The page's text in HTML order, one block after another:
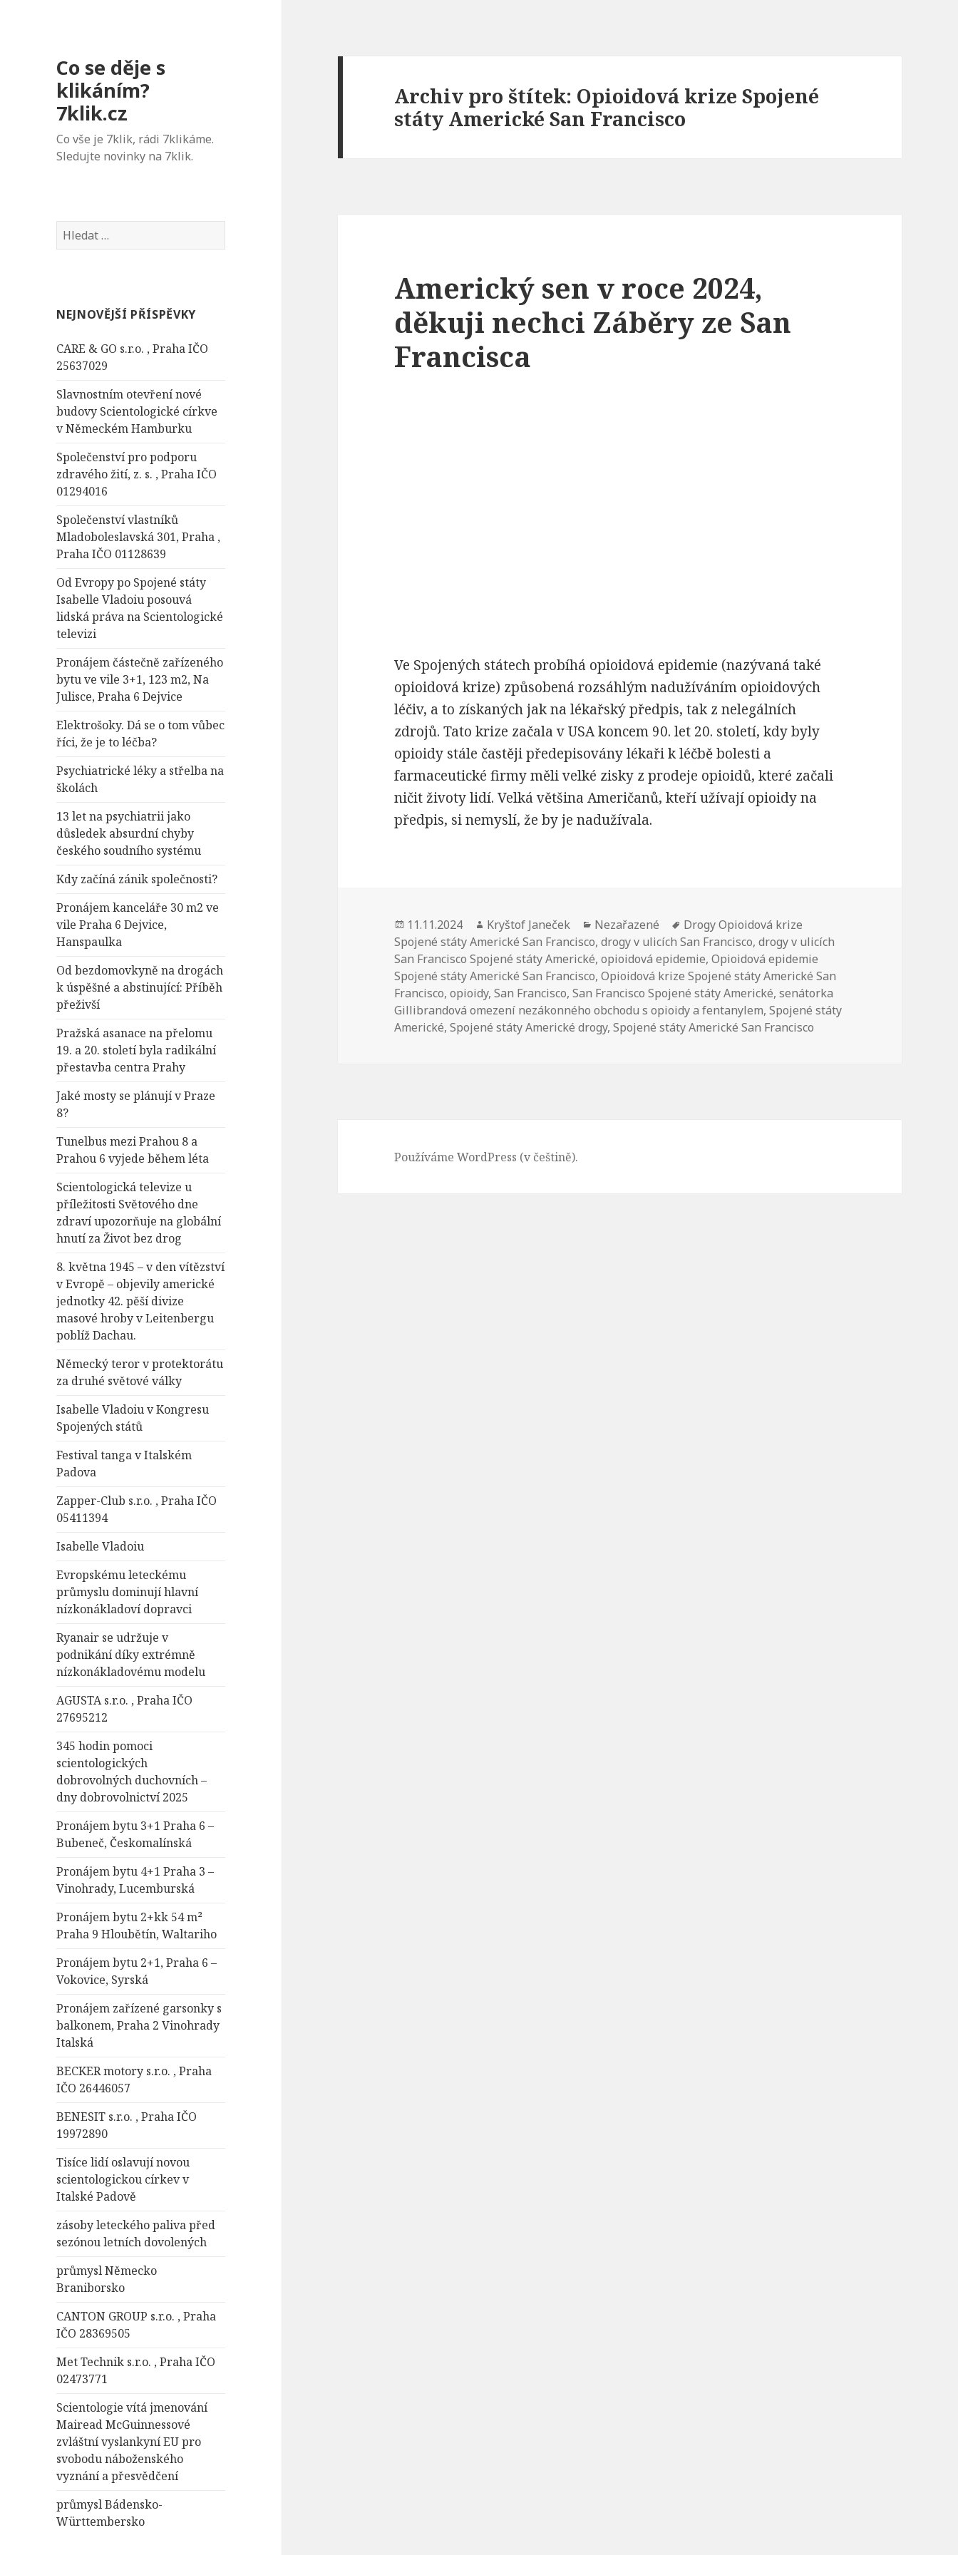
Co se děje s
klikáním?
7klik.cz
Co vše je 7klik, rádi 7klikáme.
Sledujte novinky na 7klik.
V
y
d
v
á
í
NEJNOVĚJŠÍ PŘÍSPĚVKY
CARE & GO s.r.o. , Praha IČO
25637029
Slavnostním otevření nové
budovy Scientologické církve
v Německém Hamburku
Společenství pro podporu
zdravého žití, z. s. , Praha IČO
01294016
Společenství vlastníků
Mladoboleslavská 301, Praha ,
Praha IČO 01128639
Od Evropy po Spojené státy
Isabelle Vladoiu posouvá
lidská práva na Scientologické
televizi
Pronájem částečně zařízeného
bytu ve vile 3+1, 123 m2, Na
Julisce, Praha 6 Dejvice
Elektrošoky. Dá se o tom vůbec
říci, že je to léčba?
Psychiatrické léky a střelba na
školách
13 let na psychiatrii jako
důsledek absurdní chyby
českého soudního systému
Kdy začíná zánik společnosti?
Pronájem kanceláře 30 m2 ve
vile Praha 6 Dejvice,
Hanspaulka
Od bezdomovkyně na drogách
k úspěšné a abstinující: Příběh
přeživší
Pražská asanace na přelomu
19. a 20. století byla radikální
přestavba centra Prahy
Jaké mosty se plánují v Praze
8?
Tunelbus mezi Prahou 8 a
Prahou 6 vyjede během léta
Scientologická televize u
příležitosti Světového dne
zdraví upozorňuje na globální
hnutí za Život bez drog
8. května 1945 – v den vítězství
v Evropě – objevily americké
jednotky 42. pěší divize
masové hroby v Leitenbergu
poblíž Dachau.
Německý teror v protektorátu
za druhé světové války
Isabelle Vladoiu v Kongresu
Spojených států
Festival tanga v Italském
Padova
Zapper-Club s.r.o. , Praha IČO
05411394
Isabelle Vladoiu
Evropskému leteckému
průmyslu dominují hlavní
nízkonákladoví dopravci
Ryanair se udržuje v
podnikání díky extrémně
nízkonákladovému modelu
AGUSTA s.r.o. , Praha IČO
27695212
345 hodin pomoci
scientologických
dobrovolných duchovních –
dny dobrovolnictví 2025
Pronájem bytu 3+1 Praha 6 –
Bubeneč, Českomalínská
Pronájem bytu 4+1 Praha 3 –
Vinohrady, Lucemburská
Pronájem bytu 2+kk 54 m²
Praha 9 Hloubětín, Waltariho
Pronájem bytu 2+1, Praha 6 –
Vokovice, Syrská
Pronájem zařízené garsonky s
balkonem, Praha 2 Vinohrady
Italská
BECKER motory s.r.o. , Praha
IČO 26446057
BENESIT s.r.o. , Praha IČO
19972890
Tisíce lidí oslavují novou
scientologickou církev v
Italské Padově
zásoby leteckého paliva před
sezónou letních dovolených
průmysl Německo
Braniborsko
CANTON GROUP s.r.o. , Praha
IČO 28369505
Met Technik s.r.o. , Praha IČO
02473771
Scientologie vítá jmenování
Mairead McGuinnessové
zvláštní vyslankyní EU pro
svobodu náboženského
vyznání a přesvědčení
průmysl Bádensko-
Württembersko
Archiv pro štítek: Opioidová krize Spojené
státy Americké San Francisco
Americký sen v roce 2024,
děkuji nechci Záběry ze San
Francisca
Ve Spojených státech probíhá opioidová epidemie (nazývaná také
opioidová krize) způsobená rozsáhlým nadužíváním opioidových
léčiv, a to získaných jak na lékařský předpis, tak z nelegálních
zdrojů. Tato krize začala v USA koncem 90. let 20. století, kdy byly
opioidy stále častěji předepisovány lékaři k léčbě bolesti a
farmaceutické firmy měli velké zisky z prodeje opioidů, které začali
ničit životy lidí. Velká většina Američanů, kteří užívají opioidy na
předpis, si nemyslí, že by je nadužívala.
Publikováno:
11.11.2024 Autor:
Kryštof Janeček Rubriky:
Nezařazené Štítky:
Drogy Opioidová krize
Spojené státy Americké San Francisco,drogy v ulicích San Francisco,drogy v ulicích
San Francisco Spojené státy Americké,opioidová epidemie,Opioidová epidemie
Spojené státy Americké San Francisco,Opioidová krize Spojené státy Americké San
Francisco,opioidy,San Francisco,San Francisco Spojené státy Americké,senátorka
Gillibrandová omezení nezákonného obchodu s opioidy a fentanylem,Spojené státy
Americké,Spojené státy Americké drogy,Spojené státy Americké San Francisco
Používáme WordPress (v češtině).